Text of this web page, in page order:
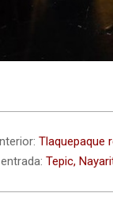
Tlaquepaque
Tepic,